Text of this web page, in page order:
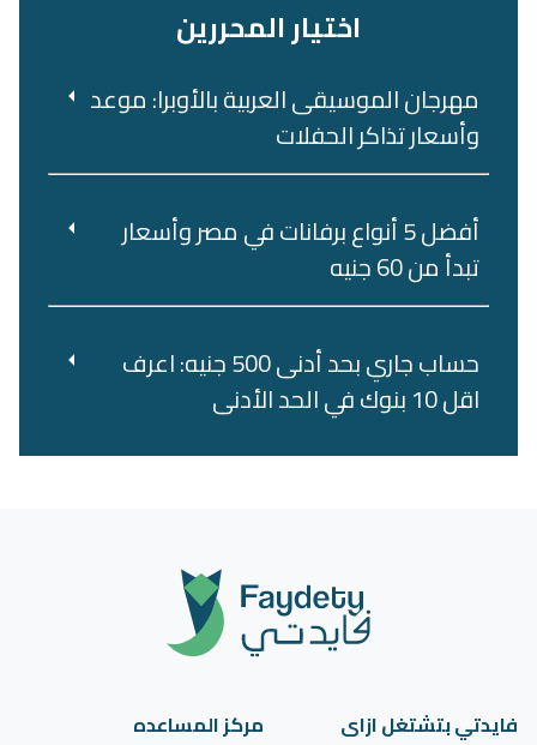
اختيار المحررين
مهرجان الموسيقى العربية بالأوبرا: موعد
وأسعار تذاكر الحفلات
أفضل 5 أنواع برفانات في مصر وأسعار
تبدأ من 60 جنيه
حساب جاري بحد أدنى 500 جنيه: اعرف
اقل 10 بنوك في الحد الأدنى
فايدتي بتشتغل ازاى
مركز المساعده